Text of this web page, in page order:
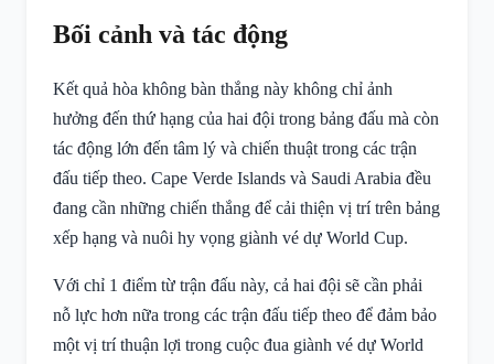
Bối cảnh và tác động
Kết quả hòa không bàn thắng này không chỉ ảnh
hưởng đến thứ hạng của hai đội trong bảng đấu mà còn
tác động lớn đến tâm lý và chiến thuật trong các trận
đấu tiếp theo. Cape Verde Islands và Saudi Arabia đều
đang cần những chiến thắng để cải thiện vị trí trên bảng
xếp hạng và nuôi hy vọng giành vé dự World Cup.
Với chỉ 1 điểm từ trận đấu này, cả hai đội sẽ cần phải
nỗ lực hơn nữa trong các trận đấu tiếp theo để đảm bảo
một vị trí thuận lợi trong cuộc đua giành vé dự World